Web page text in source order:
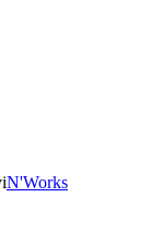
N'Works